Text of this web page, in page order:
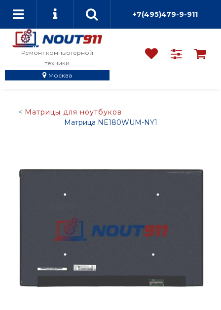
+7(495)479-9-911
Ремонт компьютерной
техники
Москва
Матрицы для ноутбуков
Матрица NE180WUM-NY1